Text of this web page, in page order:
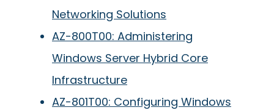
Networking Solutions
AZ-800T00: Administering
Windows Server Hybrid Core
Infrastructure
AZ-801T00: Configuring Windows